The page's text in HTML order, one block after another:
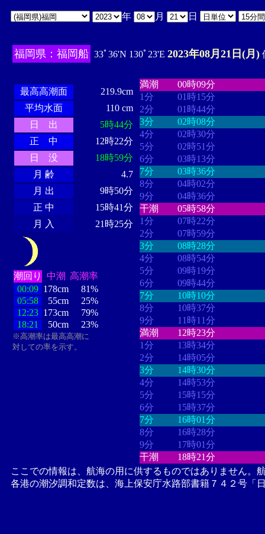
年 月 日
福岡県：福岡船 33ﾟ36'N 130ﾟ23'E 2023年08月21日(月)
最高高潮面
219.9cm
平均水面
110 cm
日 出
5時44分
正 中
12時22分
日 没
18時59分
月 齢
4.7
月 出
9時50分
正 中
15時41分
月 入
21時25分
潮回り 中潮 高潮率
00:09 178cm
81%
05:58
55cm
25%
12:23 173cm
79%
18:21
50cm 23%
※高潮率は最高高潮に
対しての率を示す。
満潮
00時09分
1分
01時15分
2分
01時44分
3分
02時08分
4分
02時30分
5分
02時51分
6分
03時13分
7分
03時36分
8分
04時02分
9分
04時36分
干潮
05時58分
1分
07時22分
2分
07時59分
3分
08時28分
4分
08時54分
5分
09時19分
6分
09時44分
7分
10時10分
8分
10時37分
9分
11時11分
満潮
12時23分
1分
13時34分
2分
14時05分
3分
14時30分
4分
14時53分
5分
15時15分
6分
15時37分
7分
16時01分
8分
16時28分
9分
17時01分
干潮
18時21分
ここでの情報は、航海の用に供するものではありません。
各港の潮汐調和定数は、海上保安庁水路部書籍７４２号「